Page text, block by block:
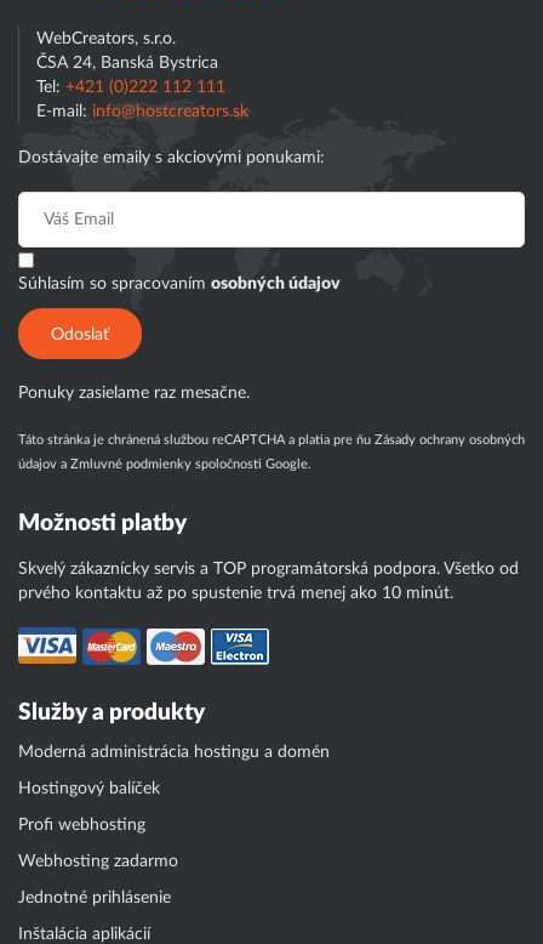
WebCreators, s.r.o.
ČSA 24, Banská Bystrica
Tel: +421 (0)222 112 111
E-mail: info@hostcreators.sk
Dostávajte emaily s akciovými ponukami:
Súhlasím so spracovaním osobných údajov
Odoslať
Ponuky zasielame raz mesačne.
Táto stránka je chránená službou reCAPTCHA a platia pre ňu Zásady ochrany osobných
údajov a Zmluvné podmienky spoločnosti Google.
Možnosti platby
Skvelý zákaznícky servis a TOP programátorská podpora. Všetko od
prvého kontaktu až po spustenie trvá menej ako 10 minút.
Služby a produkty
Moderná administrácia hostingu a domén
Hostingový balíček
Profi webhosting
Webhosting zadarmo
Jednotné prihlásenie
Inštalácia aplikácií